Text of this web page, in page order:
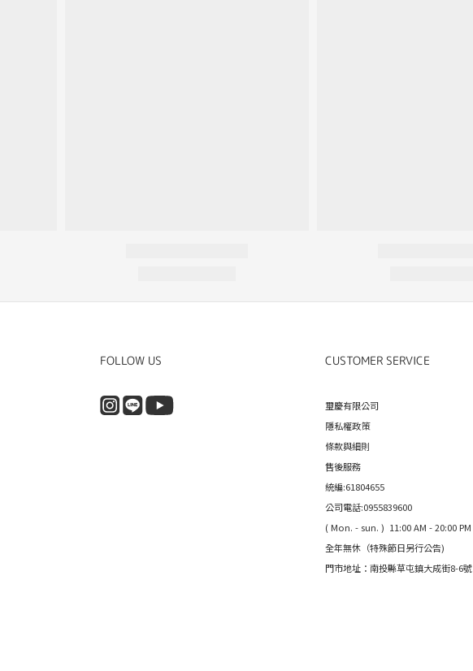
FOLLOW US CUSTOMER SERVICE
璽慶有限公司
隱私權政策
條款與細則
售後服務
統編:61804655
公司電話:0955839600
( Mon. - sun. ) 11:00 AM - 20:00 PM
全年無休（特殊節日另行公告)
門市地址：南投縣草屯鎮大成街8-6號